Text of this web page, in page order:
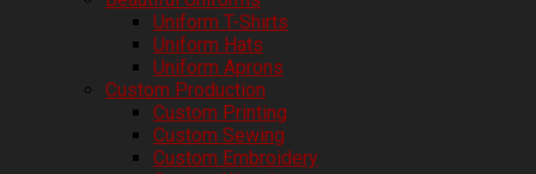
Uniform T-Shirts
Uniform Hats
Uniform Aprons
Custom Production
Custom Printing
Custom Sewing
Custom Embroidery